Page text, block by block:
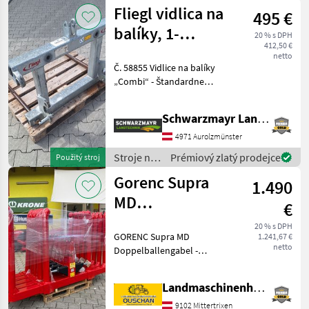
objemových
krmív /
Granit
Použitý stroj
Fliegl vidlica na
balíky, 1-
495 €
20 % s DPH
412,50 €
netto
Č. 58855 Vidlice na balíky
„Combi“ - Štandardne
obdĺžnikových balíkov -
Mimoriadne dlhé kužeľové
puzdrá zabraňujú ohy
Schwarzmayr Landtechnik GmbH - Aurolzmünster
4971 Aurolzmünster
Stroje na
zber
objemových
krmív /
Fliegl
Prémiový zlatý prodejce
Gorenc Supra
MD
1.490
€
20 % s DPH
1.241,67 €
netto
GORENC Supra MD
Doppelballengabel -
bis 160cm -Eigengewicht
210kg - Tragfähigkeit
Landmaschinenhandel Ouschan Anton
9102 Mittertrixen